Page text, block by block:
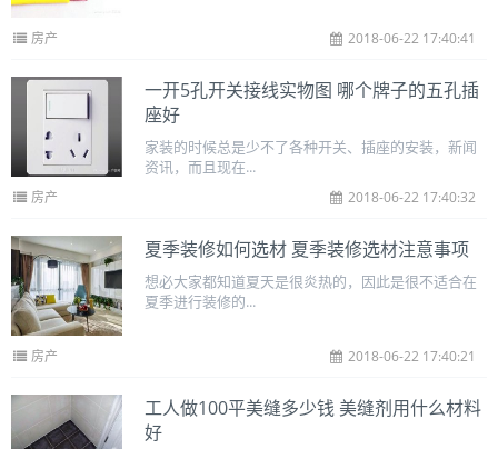
房产 2018-06-22 17:40:41
一开5孔开关接线实物图 哪个牌子的五孔插
座好
家装的时候总是少不了各种开关、插座的安装，新闻
资讯，而且现在...
房产 2018-06-22 17:40:32
夏季装修如何选材 夏季装修选材注意事项
想必大家都知道夏天是很炎热的，因此是很不适合在
夏季进行装修的...
房产 2018-06-22 17:40:21
工人做100平美缝多少钱 美缝剂用什么材料
好